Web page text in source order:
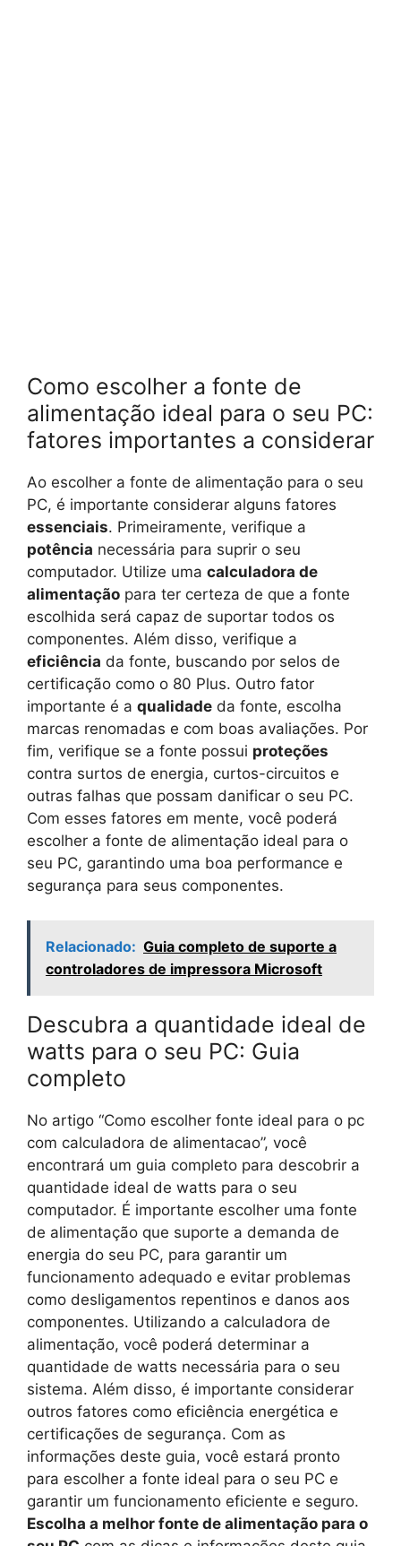
Como escolher a fonte de
alimentação ideal para o seu PC:
fatores importantes a considerar
Ao escolher a fonte de alimentação para o seu
PC, é importante considerar alguns fatores
essenciais. Primeiramente, verifique a
potência necessária para suprir o seu
computador. Utilize uma calculadora de
alimentação para ter certeza de que a fonte
escolhida será capaz de suportar todos os
componentes. Além disso, verifique a
eficiência da fonte, buscando por selos de
certificação como o 80 Plus. Outro fator
importante é a qualidade da fonte, escolha
marcas renomadas e com boas avaliações. Por
fim, verifique se a fonte possui proteções
contra surtos de energia, curtos-circuitos e
outras falhas que possam danificar o seu PC.
Com esses fatores em mente, você poderá
escolher a fonte de alimentação ideal para o
seu PC, garantindo uma boa performance e
segurança para seus componentes.
Relacionado: Guia completo de suporte a
controladores de impressora Microsoft
Descubra a quantidade ideal de
watts para o seu PC: Guia
completo
No artigo “Como escolher fonte ideal para o pc
com calculadora de alimentacao”, você
encontrará um guia completo para descobrir a
quantidade ideal de watts para o seu
computador. É importante escolher uma fonte
de alimentação que suporte a demanda de
energia do seu PC, para garantir um
funcionamento adequado e evitar problemas
como desligamentos repentinos e danos aos
componentes. Utilizando a calculadora de
alimentação, você poderá determinar a
quantidade de watts necessária para o seu
sistema. Além disso, é importante considerar
outros fatores como eficiência energética e
certificações de segurança. Com as
informações deste guia, você estará pronto
para escolher a fonte ideal para o seu PC e
garantir um funcionamento eficiente e seguro.
Escolha a melhor fonte de alimentação para o